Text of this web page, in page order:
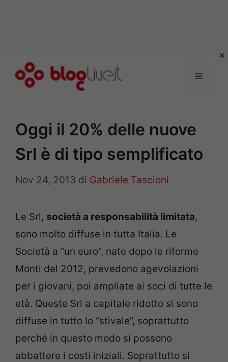
Menu
Oggi il 20% delle nuove
Srl è di tipo semplificato
Nov 24, 2013 di Gabriele Tascioni
Le Srl, società a responsabilità limitata,
sono molto diffuse in tutta Italia. Le
Società a “un euro”, nate dopo le riforme
Monti del 2012, prevedono agevolazioni
per i giovani, poi ampliate ai soci di tutte le
età. Queste Srl a capitale ridotto si sono
diffuse in tutto lo “stivale”, soprattutto
perché in questo modo si possono
abbattere i costi iniziali. Soprattutto si